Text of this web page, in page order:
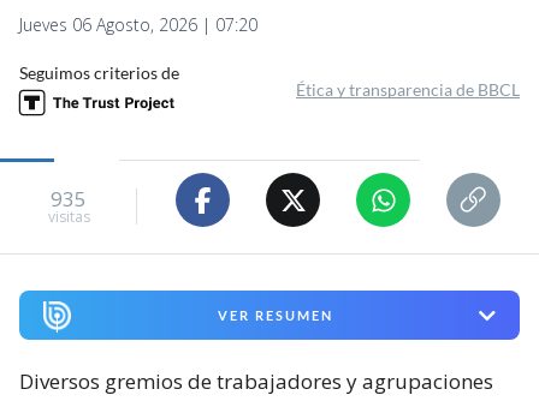
Jueves 06 Agosto, 2026 | 07:20
Seguimos criterios de
Ética y transparencia de BBCL
935
visitas
VER RESUMEN
Diversos gremios de trabajadores y agrupaciones